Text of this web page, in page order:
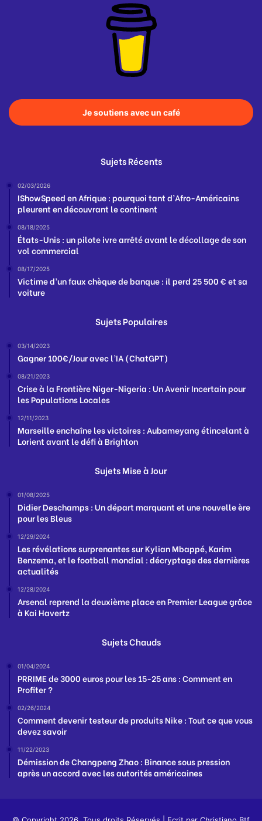
Je soutiens avec un café
Sujets Récents
02/03/2026
IShowSpeed en Afrique : pourquoi tant d’Afro-Américains
pleurent en découvrant le continent
08/18/2025
États-Unis : un pilote ivre arrêté avant le décollage de son
vol commercial
08/17/2025
Victime d’un faux chèque de banque : il perd 25 500 € et sa
voiture
Sujets Populaires
03/14/2023
Gagner 100€/Jour avec l’IA (ChatGPT)
08/21/2023
Crise à la Frontière Niger-Nigeria : Un Avenir Incertain pour
les Populations Locales
12/11/2023
Marseille enchaîne les victoires : Aubameyang étincelant à
Lorient avant le défi à Brighton
Sujets Mise à Jour
01/08/2025
Didier Deschamps : Un départ marquant et une nouvelle ère
pour les Bleus
12/29/2024
Les révélations surprenantes sur Kylian Mbappé, Karim
Benzema, et le football mondial : décryptage des dernières
actualités
12/28/2024
Arsenal reprend la deuxième place en Premier League grâce
à Kai Havertz
Sujets Chauds
01/04/2024
PRRIME de 3000 euros pour les 15-25 ans : Comment en
Profiter ?
02/26/2024
Comment devenir testeur de produits Nike : Tout ce que vous
devez savoir
11/22/2023
Démission de Changpeng Zhao : Binance sous pression
après un accord avec les autorités américaines